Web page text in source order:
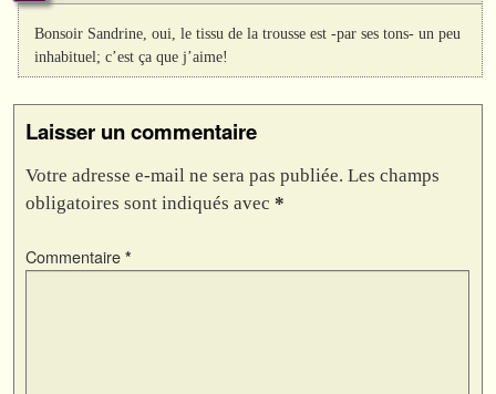
Bonsoir Sandrine, oui, le tissu de la trousse est -par ses tons- un peu
inhabituel; c’est ça que j’aime!
Laisser un commentaire
Votre adresse e-mail ne sera pas publiée. Les champs
obligatoires sont indiqués avec *
Commentaire *